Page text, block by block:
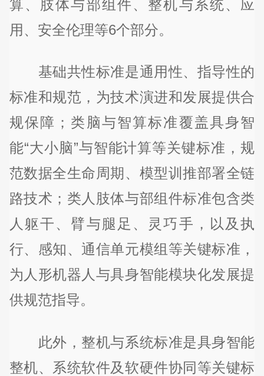
算、肢体与部组件、整机与系统、应
用、安全伦理等6个部分。
基础共性标准是通用性、指导性的
标准和规范，为技术演进和发展提供合
规保障；类脑与智算标准覆盖具身智
能“大小脑”与智能计算等关键标准，规
范数据全生命周期、模型训推部署全链
路技术；类人肢体与部组件标准包含类
人躯干、臂与腿足、灵巧手，以及执
行、感知、通信单元模组等关键标准，
为人形机器人与具身智能模块化发展提
供规范指导。
此外，整机与系统标准是具身智能
整机、系统软件及软硬件协同等关键标